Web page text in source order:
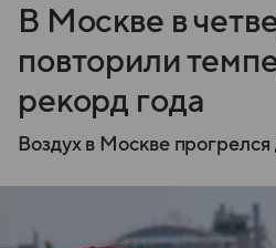
В Москве в
повторили
рекорд года
Воздух в Москве